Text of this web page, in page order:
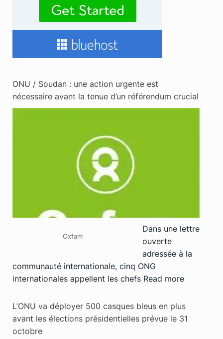
ONU / Soudan : une action urgente est
nécessaire avant la tenue d’un référendum crucial
Oxfam
Dans une lettre
ouverte
adressée à la
communauté internationale, cinq ONG
internationales appellent les chefs Read more
L’ONU va déployer 500 casques bleus en plus
avant les élections présidentielles prévue le 31
octobre